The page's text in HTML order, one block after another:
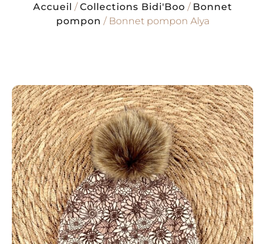
Accueil /Collections Bidi'Boo / Bonnet
pompon / Bonnet pompon Alya